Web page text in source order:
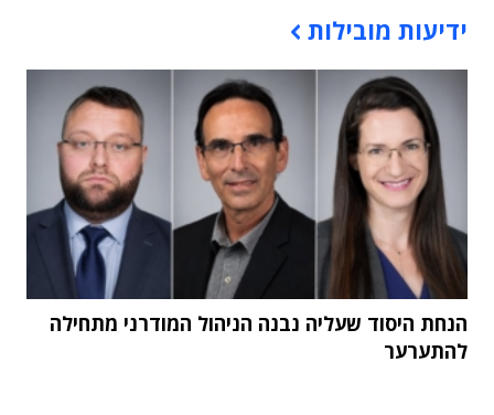
ידיעות מובילות
הנחת היסוד שעליה נבנה הניהול המודרני מתחילה
להתערער